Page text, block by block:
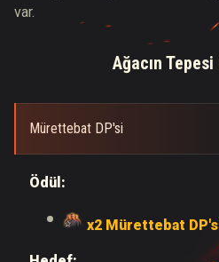
var.
Ağacın
Mürettebat DP'si
Ödül:
x2 Mürettebat